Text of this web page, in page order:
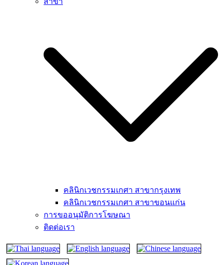
คลินิกเวชกรรมเกศา สาขากรุงเทพ
คลินิกเวชกรรมเกศา สาขาขอนแก่น
การขออนุมัติการโฆษณา
ติดต่อเรา